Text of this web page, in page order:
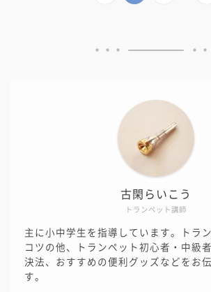
トランペット講師
古閑らいこう
主に小中学生を指導しています。トラ
コツの他、トランペット初心者・中級
決法、おすすめの便利グッズなどをお
す。